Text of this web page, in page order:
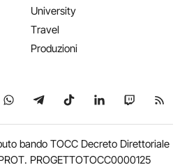
University
Travel
Produzioni
su YouTube
Seguici su WhatsApp
Seguici su Telegram
Seguici su TikTok
Seguici su
Seguici
bando TOCC Decreto Direttoriale
PROGETTOTOCC0000125